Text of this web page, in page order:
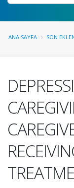
ANA SAYFA SON